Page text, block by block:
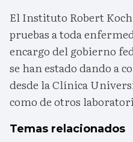
El Instituto Robert
pruebas a toda
encargo del gobierno
se han estado dando a
desde la Clínica
como de otros
Temas relacionados